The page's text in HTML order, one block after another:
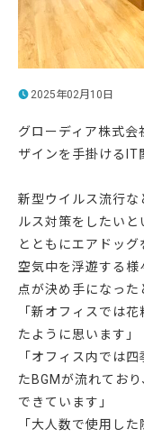
2025年02月10日
グローディア株式
ザインを手掛けるIT
新型ウイルス流行な
ルス対策をしたい
とともにエアドッグ
空気中を浮遊する
点が決め手になった
「新オフィスでは
たように思います」
「オフィス内では
たBGMが流れてお
できています」
「大人数で使用し